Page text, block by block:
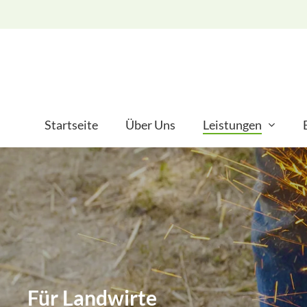
Startseite Über Uns Leistungen
Für Landwirte